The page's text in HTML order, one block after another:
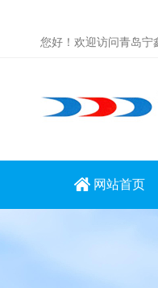
您好！欢迎访问青岛宁
网站首页